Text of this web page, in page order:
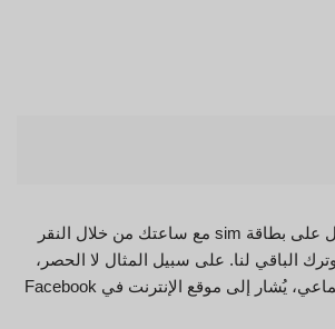
ما عليك سوى الحصول على بطاقة sim مع ساعتك من خلال النقر
الباقي لنا. على سبيل المثال لا الحصر،
شبكات التواصل الاجتماعي، يُشار إلى موقع الإنترنت في Facebook